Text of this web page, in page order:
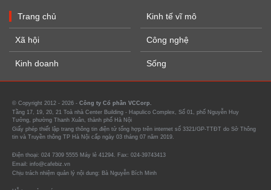
Trang chủ
Xã hội
Kinh doanh
Kinh tế vĩ mô
Công nghệ
Sống
© Copyright 2012 - 2026 - Công ty Cổ phần VCCorp.
Tầng 17, 19, 20, 21 Toà nhà Center Building - Hapulico Complex, Số 01, phố Nguyễn Huy
Tưởng, phường Thanh Xuân, thành phố Hà Nội
Giấy phép thiết lập trang thông tin điện tử tổng hợp trên internet số 3321/GP-TTĐT do Sở Thông
tin và Truyền thông TP Hà Nội cấp ngày 03 tháng 07 năm 2019.
Điện thoại: 024 7309 5555 Máy lẻ 41294. Fax: 024-39743413
Email: info@cafebiz.vn
Chịu trách nhiệm quản lý nội dung: Bà Nguyễn Bích Minh